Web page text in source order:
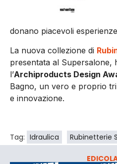
donano piacevoli
La nuova collezione di
presentata al Supersalone,
l’Archiproducts Design
Bagno, un vero e proprio
e innovazione.
Tag: Idraulica Rubinetterie